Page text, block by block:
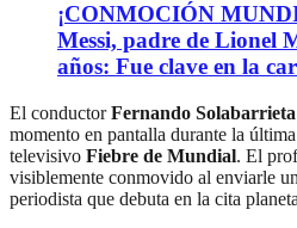
¡CONMOCIÓN
Messi, padre de Lionel
años: Fue clave en la
El conductorFernando Solabarrieta
momento en pantalla durante la
televisivo Fiebre de Mundial. El
visiblemente conmovido al enviarle
periodista que debuta en la cita